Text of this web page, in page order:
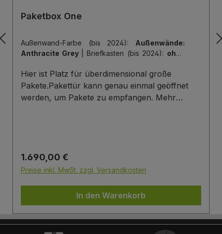
Paketbox One
Außenwand-Farbe (bis 2024): Außenwände:
Anthracite Grey
Briefkasten (bis 2024): ohne
Hintertür | Tiefe der Paketbox (bis 2024):
cm Außenmaß (Standard) | Tür-Farbe (bis
2024):Tür: Anthracite Grey
Hier ist Platz für überdimensional große
Pakete.Pakettür kann genau einmal geöffnet
werden, um Pakete zu empfangen. Mehr
Die Tür wird immer mit einem Halbzylinder
ausgestattet. Das heißt, Sie können den selben
Ihrer Haustüre haben und die Paketbox mit
dem selben Schlüssel öffnen.
Briefkasten:Optional kann ein Briefkasten
integriert werden. Die Post landet in einem
Regulärer Preis:
1.690,00 €
Preise inkl. MwSt. zzgl. Versandkosten
In den Warenkorb